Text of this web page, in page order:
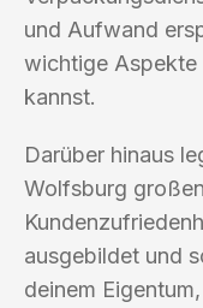
und Aufwand
wichtige Aspekte
kannst.
Darüber hinaus
Wolfsburg
ausgebildet und
deinem